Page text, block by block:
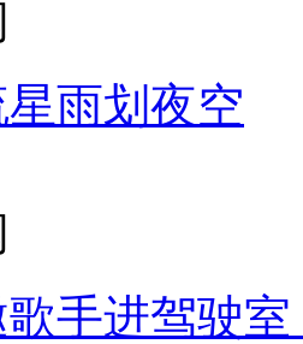
雨划夜空
手进驾驶